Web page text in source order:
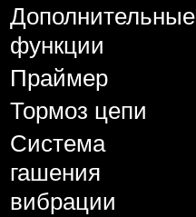
Дополнительные
функции
Праймер
Тормоз цепи
Система
гашения
вибрации